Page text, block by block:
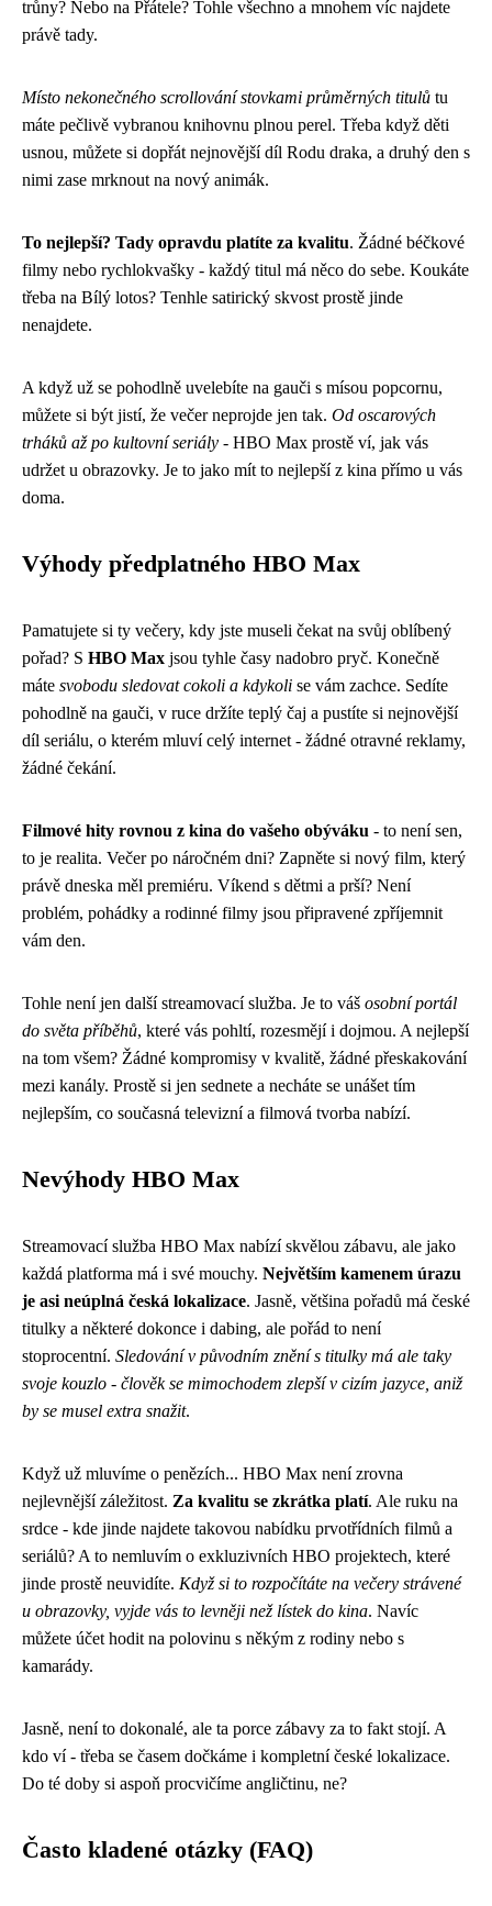
trůny? Nebo na Přátele? Tohle všechno a mnohem víc najdete
právě tady.
Místo nekonečného scrollování stovkami průměrných titulů tu
máte pečlivě vybranou knihovnu plnou perel. Třeba když děti
usnou, můžete si dopřát nejnovější díl Rodu draka, a druhý den s
nimi zase mrknout na nový animák.
To nejlepší? Tady opravdu platíte za kvalitu. Žádné béčkové
filmy nebo rychlokvašky - každý titul má něco do sebe. Koukáte
třeba na Bílý lotos? Tenhle satirický skvost prostě jinde
nenajdete.
A když už se pohodlně uvelebíte na gauči s mísou popcornu,
můžete si být jistí, že večer neprojde jen tak. Od oscarových
trháků až po kultovní seriály - HBO Max prostě ví, jak vás
udržet u obrazovky. Je to jako mít to nejlepší z kina přímo u vás
doma.
Výhody předplatného HBO Max
Pamatujete si ty večery, kdy jste museli čekat na svůj oblíbený
pořad? S HBO Max jsou tyhle časy nadobro pryč. Konečně
máte svobodu sledovat cokoli a kdykoli se vám zachce. Sedíte
pohodlně na gauči, v ruce držíte teplý čaj a pustíte si nejnovější
díl seriálu, o kterém mluví celý internet - žádné otravné reklamy,
žádné čekání.
Filmové hity rovnou z kina do vašeho obýváku - to není sen,
to je realita. Večer po náročném dni? Zapněte si nový film, který
právě dneska měl premiéru. Víkend s dětmi a prší? Není
problém, pohádky a rodinné filmy jsou připravené zpříjemnit
vám den.
Tohle není jen další streamovací služba. Je to váš osobní portál
do světa příběhů, které vás pohltí, rozesmějí i dojmou. A nejlepší
na tom všem? Žádné kompromisy v kvalitě, žádné přeskakování
mezi kanály. Prostě si jen sednete a necháte se unášet tím
nejlepším, co současná televizní a filmová tvorba nabízí.
Nevýhody HBO Max
Streamovací služba HBO Max nabízí skvělou zábavu, ale jako
každá platforma má i své mouchy. Největším kamenem úrazu
je asi neúplná česká lokalizace. Jasně, většina pořadů má české
titulky a některé dokonce i dabing, ale pořád to není
stoprocentní. Sledování v původním znění s titulky má ale taky
svoje kouzlo - člověk se mimochodem zlepší v cizím jazyce, aniž
by se musel extra snažit.
Když už mluvíme o penězích... HBO Max není zrovna
nejlevnější záležitost. Za kvalitu se zkrátka platí. Ale ruku na
srdce - kde jinde najdete takovou nabídku prvotřídních filmů a
seriálů? A to nemluvím o exkluzivních HBO projektech, které
jinde prostě neuvidíte. Když si to rozpočítáte na večery strávené
u obrazovky, vyjde vás to levněji než lístek do kina. Navíc
můžete účet hodit na polovinu s někým z rodiny nebo s
kamarády.
Jasně, není to dokonalé, ale ta porce zábavy za to fakt stojí. A
kdo ví - třeba se časem dočkáme i kompletní české lokalizace.
Do té doby si aspoň procvičíme angličtinu, ne?
Často kladené otázky (FAQ)